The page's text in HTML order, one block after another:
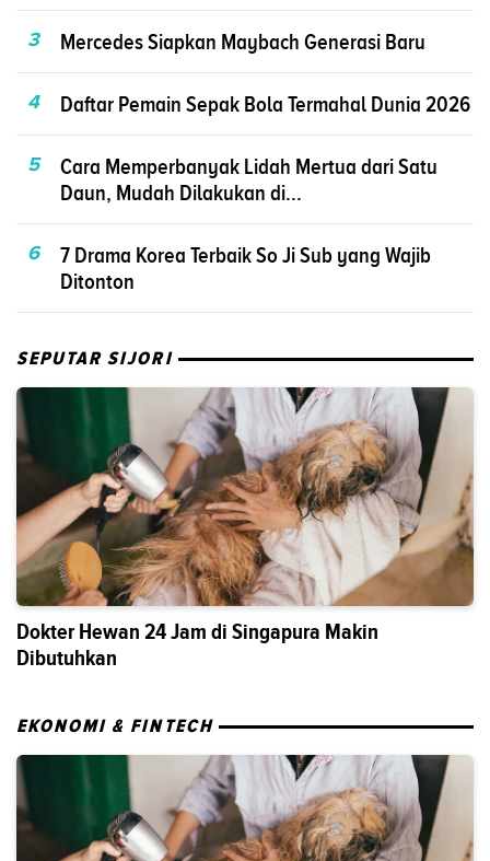
3 Mercedes Siapkan Maybach Generasi Baru
4 Daftar Pemain Sepak Bola Termahal Dunia 2026
5
Cara Memperbanyak Lidah Mertua dari Satu
Daun, Mudah Dilakukan di...
6
7 Drama Korea Terbaik So Ji Sub yang Wajib
Ditonton
SEPUTAR SIJORI
Dokter Hewan 24 Jam di Singapura Makin
Dibutuhkan
EKONOMI & FINTECH